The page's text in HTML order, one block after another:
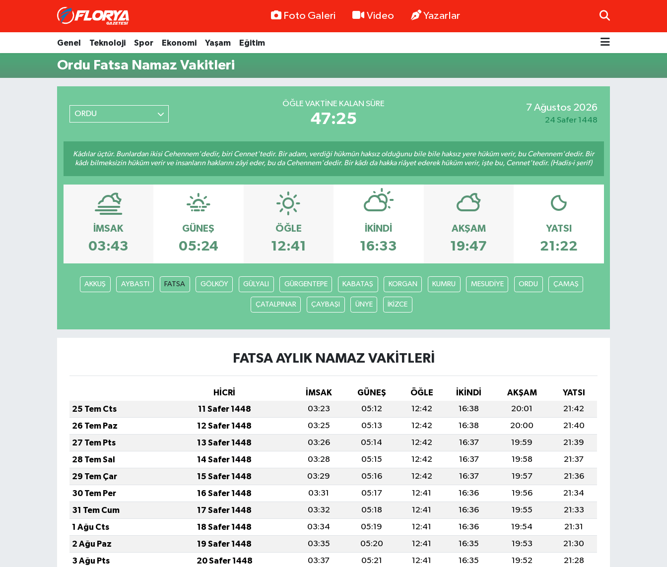
Foto Galeri Video Yazarlar
Genel Teknoloji Spor Ekonomi Yaşam Eğitim
Ordu Fatsa Namaz Vakitleri
ORDU
ÖĞLE VAKTINE KALAN SÜRE
47:25
7 Ağustos 2026
24 Safer 1448
Kâdılar üçtür. Bunlardan ikisi Cehennem'dedir, biri Cennet'tedir. Bir adam, verdiği hükmün haksız olduğunu bile bile haksız yere hüküm verir, bu Cehennem'dedir. Bir
kâdı bilmeksizin hüküm verir ve insanların haklarını zâyi eder, bu da Cehennem'dedir. Bir kâdı da hakka riâyet ederek hüküm verir, işte bu, Cennet'tedir. (Hadis-i şerif)
İMSAK
03:43
GÜNEŞ
05:24
ÖĞLE
12:41
İKINDI
16:33
AKŞAM
19:47
YATSI
21:22
AKKUŞ AYBASTI FATSA GÖLKÖY GÜLYALI GÜRGENTEPE KABATAŞ KORGAN KUMRU MESUDİYE ORDU ÇAMAŞ
ÇATALPINAR ÇAYBAŞI ÜNYE İKİZCE
FATSA AYLIK NAMAZ VAKITLERI
HİCRİ İMSAK GÜNEŞ ÖĞLE İKINDI AKŞAM
YATSI
25 Tem Cts
11 Safer 1448 03:23 05:12 12:42 16:38 20:01
21:42
26 Tem Paz
12 Safer 1448 03:25 05:13 12:42 16:38 20:00
21:40
27 Tem Pts
13 Safer 1448 03:26 05:14 12:42 16:37 19:59
21:39
28 Tem Sal
14 Safer 1448 03:28 05:15 12:42 16:37 19:58
21:37
29 Tem Çar
15 Safer 1448 03:29 05:16 12:42 16:37 19:57
21:36
30 Tem Per
16 Safer 1448 03:31 05:17 12:41 16:36 19:56
21:34
31 Tem Cum
17 Safer 1448 03:32 05:18 12:41 16:36 19:55
21:33
1 Ağu Cts
18 Safer 1448 03:34 05:19 12:41 16:36 19:54
21:31
2 Ağu Paz
19 Safer 1448 03:35 05:20 12:41 16:35 19:53
21:30
3 Ağu Pts
20 Safer 1448 03:37 05:21 12:41 16:35 19:52
21:28
Trafik Durumu
Süper Lig Puan Durumu ve Fikstür
Tüm Manşetler